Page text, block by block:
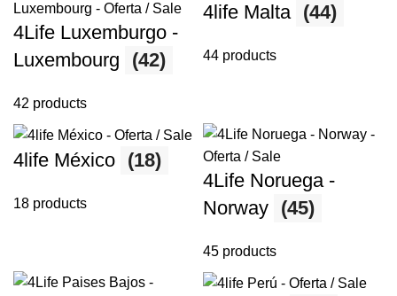
4Life Luxemburgo -
Luxembourg
(42)
42 products
4life Malta (44)
44 products
4life México (18)
18 products
4Life Noruega -
Norway (45)
45 products